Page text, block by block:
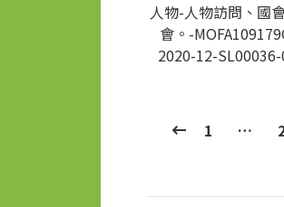
人物-人物訪問、國
會。-
2020-12-
1 …